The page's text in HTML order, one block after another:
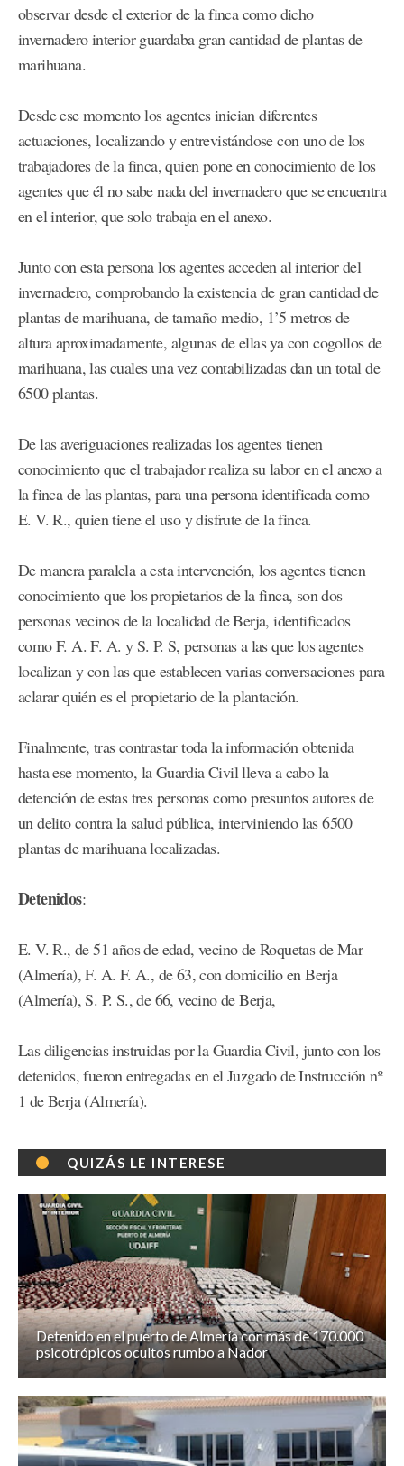
observar desde el exterior de la finca como dicho
invernadero interior guardaba gran cantidad de plantas de
marihuana.
Desde ese momento los agentes inician diferentes
actuaciones, localizando y entrevistándose con uno de los
trabajadores de la finca, quien pone en conocimiento de los
agentes que él no sabe nada del invernadero que se encuentra
en el interior, que solo trabaja en el anexo.
Junto con esta persona los agentes acceden al interior del
invernadero, comprobando la existencia de gran cantidad de
plantas de marihuana, de tamaño medio, 1’5 metros de
altura aproximadamente, algunas de ellas ya con cogollos de
marihuana, las cuales una vez contabilizadas dan un total de
6500 plantas.
De las averiguaciones realizadas los agentes tienen
conocimiento que el trabajador realiza su labor en el anexo a
la finca de las plantas, para una persona identificada como
E. V. R., quien tiene el uso y disfrute de la finca.
De manera paralela a esta intervención, los agentes tienen
conocimiento que los propietarios de la finca, son dos
personas vecinos de la localidad de Berja, identificados
como F. A. F. A. y S. P. S, personas a las que los agentes
localizan y con las que establecen varias conversaciones para
aclarar quién es el propietario de la plantación.
Finalmente, tras contrastar toda la información obtenida
hasta ese momento, la Guardia Civil lleva a cabo la
detención de estas tres personas como presuntos autores de
un delito contra la salud pública, interviniendo las 6500
plantas de marihuana localizadas.
Detenidos:
E. V. R., de 51 años de edad, vecino de Roquetas de Mar
(Almería), F. A. F. A., de 63, con domicilio en Berja
(Almería), S. P. S., de 66, vecino de Berja,
Las diligencias instruidas por la Guardia Civil, junto con los
detenidos, fueron entregadas en el Juzgado de Instrucción nº
1 de Berja (Almería).
QUIZÁS LE INTERESE
Detenido en el puerto de Almería con más de 170.000
psicotrópicos ocultos rumbo a Nador